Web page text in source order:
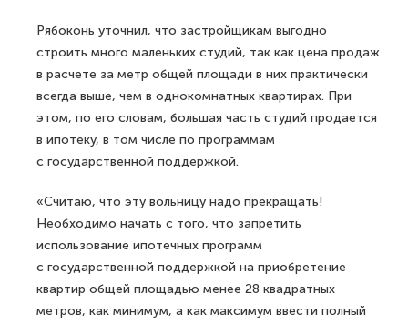
Рябоконь уточнил, что застройщикам выгодно
строить много маленьких студий, так как цена продаж
в расчете за метр общей площади в них практически
всегда выше, чем в однокомнатных квартирах. При
этом, по его словам, большая часть студий продается
в ипотеку, в том числе по программам
с государственной поддержкой.
«Считаю, что эту вольницу надо прекращать!
Необходимо начать с того, что запретить
использование ипотечных программ
с государственной поддержкой на приобретение
квартир общей площадью менее 28 квадратных
метров, как минимум, а как максимум ввести полный